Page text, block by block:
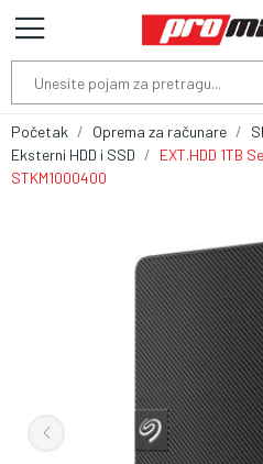
Početak Oprema za računare
Eksterni HDD i SSD
EXT.HDD 1TB
STKM1000400